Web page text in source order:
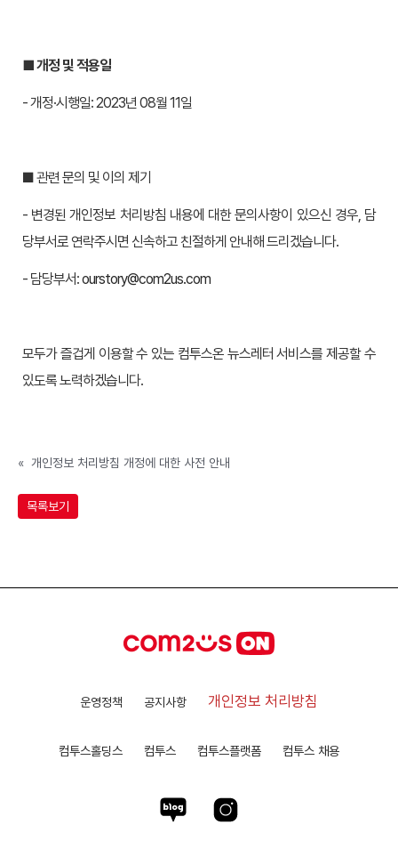
■ 개정 및 적용일
- 개정·시행일: 2023년 08월 11일
■ 관련 문의 및 이의 제기
- 변경된 개인정보 처리방침 내용에 대한 문의사항이 있으신 경우, 담
당부서로 연락주시면 신속하고 친절하게 안내해 드리겠습니다.
- 담당부서:ourstory@com2us.com
모두가 즐겁게 이용할 수 있는 컴투스온 뉴스레터 서비스를 제공할 수
있도록 노력하겠습니다.
« 개인정보 처리방침 개정에 대한 사전 안내
목록보기
운영정책 공지사항 개인정보 처리방침
컴투스홀딩스 컴투스 컴투스플랫폼 컴투스 채용